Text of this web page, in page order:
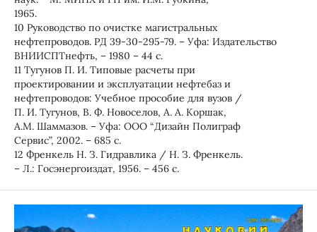
1965.
10 Руководство по очистке магистральных
нефтепроводов. РД 39-30-295-79. – Уфа: Издательство
ВНИИСПТнефть, – 1980 – 44 с.
11 Тугунов П. И. Типовые расчеты при
проектировании и эксплуатации нефтебаз и
нефтепроводов: Учебное прособие для вузов /
П. И. Тугунов, В. Ф. Новоселов, А. А. Коршак,
А.М. Шаммазов. – Уфа: ООО “Дизайн Полиграф
Сервис”, 2002. – 685 с.
12 Френкель Н. З. Гидравлика / Н. З. Френкель.
– Л.: Госэнергоиздат, 1956. – 456 с.